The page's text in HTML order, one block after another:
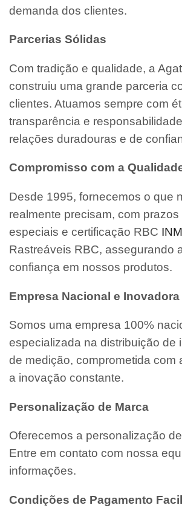
demanda dos clientes.
Parcerias Sólidas
Com tradição e qualidade, a
construiu uma grande parceria
clientes. Atuamos sempre com
transparência e
relações duradouras e de
Compromisso com a
Desde 1995, fornecemos o que
realmente precisam, com
especiais e certificação RBC
Rastreáveis RBC, assegurando
confiança em nossos produtos.
Empresa Nacional e Inovadora
Somos uma empresa 100%
especializada na distribuição de
de medição, comprometida com
a inovação constante.
Personalização de Marca
Oferecemos a personalização
Entre em contato com nossa
informações.
Condições de Pagamento